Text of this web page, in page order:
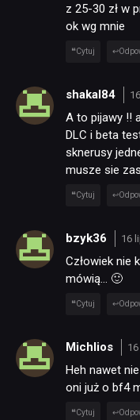
z 25-30 zł w
ok wg mnie
Cytuj
shakal84
A to pijawy !!
DLC i beta
sknerusy
musze sie
Cytuj
bzyk36 16
Człowiek nie
mówią… 🙂
Cytuj
Michlios
Heh nawet
oni już o bf4
Cytuj